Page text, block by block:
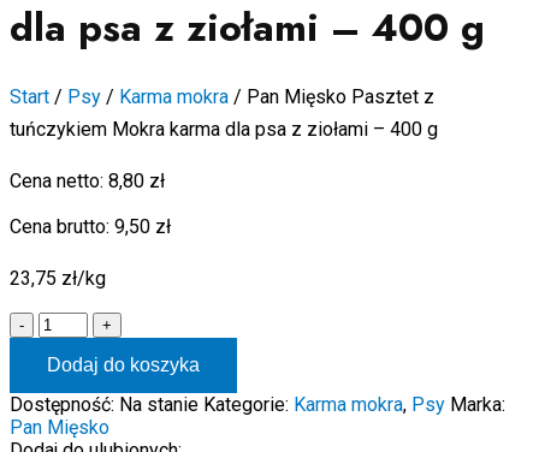
dla psa z ziołami – 400 g
Start / Psy / Karma mokra / Pan Mięsko Pasztet z
tuńczykiem Mokra karma dla psa z ziołami – 400 g
Cena netto: 8,80 zł
Cena brutto: 9,50 zł
23,75 zł/kg
-
ilość
Pan
Mięsko
Pasztet
z
tuńczykiem
+
Dodaj do koszyka
Dostępność: Na stanie Kategorie: Karma mokra, Psy Marka:
Pan Mięsko